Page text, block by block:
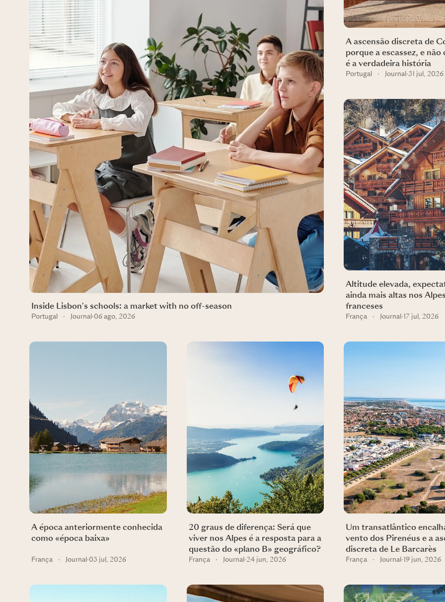
Inside Lisbon's schools: a market with no off-season
Portugal · Journal ·06 ago, 2026
A ascensão discreta de
porque a escassez, e não
é a verdadeira história
Portugal · Journal ·31 jul, 2026
Altitude elevada,
ainda mais altas nos Alpes
franceses
França · Journal · 17 jul, 2026
A época anteriormente conhecida
como «época baixa»
França · Journal ·03 jul, 2026
20 graus de diferença: Será que
viver nos Alpes é a resposta para a
questão do «plano B» geográfico?
França · Journal ·24 jun, 2026
Um transatlântico
vento dos Pirenéus e a
discreta de Le Barcarès
França · Journal ·19 jun, 2026